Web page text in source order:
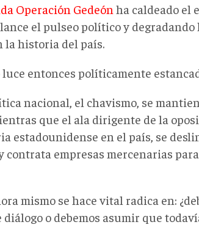
Operación Gedeón ha caldeado el
el pulseo político y
la historia del país.
entonces políticamente
nacional, el chavismo, se
que el ala dirigente de la
estadounidense en el país, se
contrata empresas mercenarias
mismo se hace vital radica en:
o debemos asumir que